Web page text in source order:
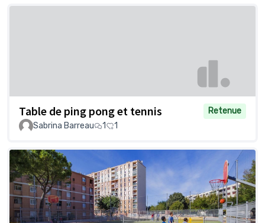
Table de ping pong et tennis
Retenue
Sabrina Barreau
1 1